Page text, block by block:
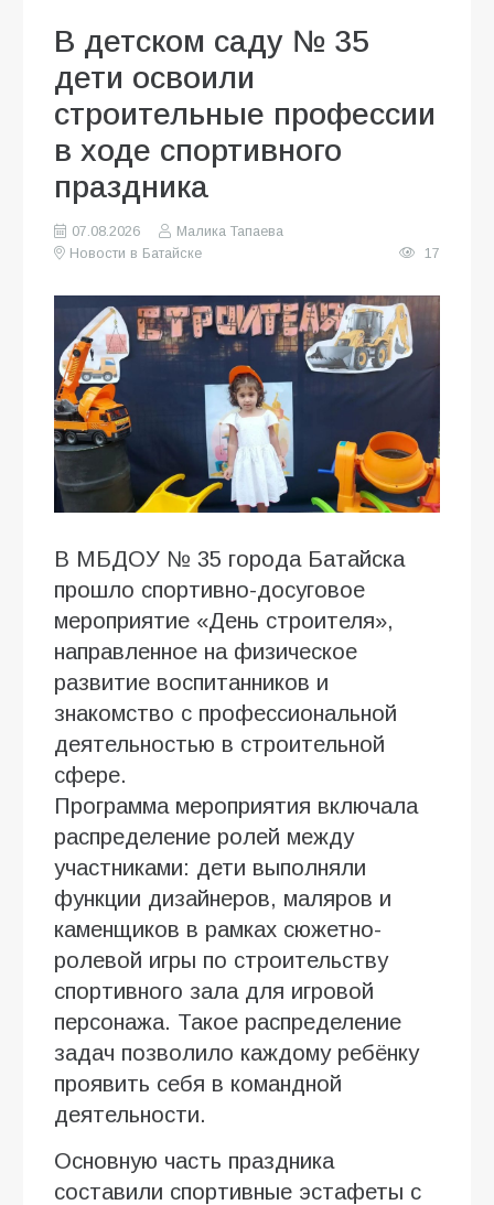
В детском саду № 35
дети освоили
строительные профессии
в ходе спортивного
праздника
07.08.2026
Малика Тапаева
Новости в Батайске
17
В МБДОУ № 35 города Батайска
прошло спортивно-досуговое
мероприятие «День строителя»,
направленное на физическое
развитие воспитанников и
знакомство с профессиональной
деятельностью в строительной
сфере.
Программа мероприятия включала
распределение ролей между
участниками: дети выполняли
функции дизайнеров, маляров и
каменщиков в рамках сюжетно-
ролевой игры по строительству
спортивного зала для игровой
персонажа. Такое распределение
задач позволило каждому ребёнку
проявить себя в командной
деятельности.
Основную часть праздника
составили спортивные эстафеты с